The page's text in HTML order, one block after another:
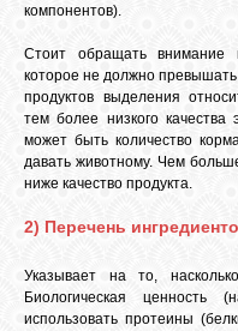
компонентов).
Стоит обращать внимание
которое не должно
продуктов выделения
тем более низкого
может быть количество
давать животному. Чем
ниже качество продукта.
2) Перечень
Указывает на то,
Биологическая ценность
использовать протеины